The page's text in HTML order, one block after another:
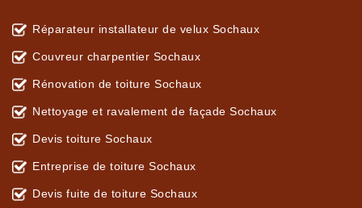
Réparateur installateur de velux Sochaux
Couvreur charpentier Sochaux
Rénovation de toiture Sochaux
Nettoyage et ravalement de façade Sochaux
Devis toiture Sochaux
Entreprise de toiture Sochaux
Devis fuite de toiture Sochaux